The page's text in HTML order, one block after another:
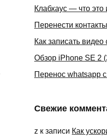
Клабхаус — что это
Перенести
Как записать
Обзор iPhone SE 2
Перенос whatsapp
Свежие
z к записи Как